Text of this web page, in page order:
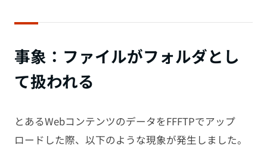
事象：ファイルがフォルダとし
て扱われる
とあるWebコンテンツのデータをFFFTPでアップ
ロードした際、以下のような現象が発生しました。